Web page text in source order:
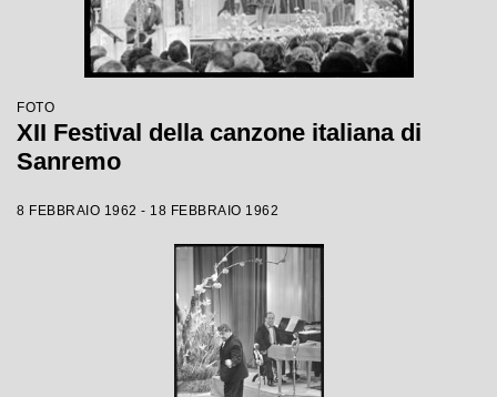
FOTO
XII Festival della canzone italiana di
Sanremo
8 FEBBRAIO 1962 - 18 FEBBRAIO 1962